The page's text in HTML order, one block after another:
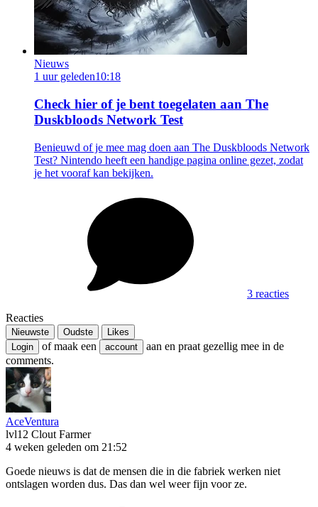
Nieuws
1 uur geleden10:18
Check hier of je bent toegelaten aan The
Duskbloods Network Test
Benieuwd of je mee mag doen aan The Duskbloods Network
Test? Nintendo heeft een handige pagina online gezet, zodat
je het vooraf kan bekijken.
3 reacties
Reacties
Nieuwste Oudste
Likes
Login
of maak een account
aan en praat gezellig mee in de
comments.
AceVentura
lvl12 Clout Farmer
4 weken geleden om 21:52
Goede nieuws is dat de mensen die in die fabriek werken niet
ontslagen worden dus. Das dan wel weer fijn voor ze.